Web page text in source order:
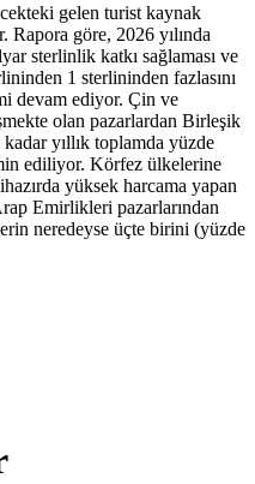
gelen turist kaynak
Rapora göre, 2026 yılında
sterlinlik katkı sağlaması ve
1 sterlininden fazlasını
devam ediyor. Çin ve
olan pazarlardan Birleşik
yıllık toplamda yüzde
ediliyor. Körfez ülkelerine
yüksek harcama yapan
Emirlikleri pazarlarından
neredeyse üçte birini (yüzde